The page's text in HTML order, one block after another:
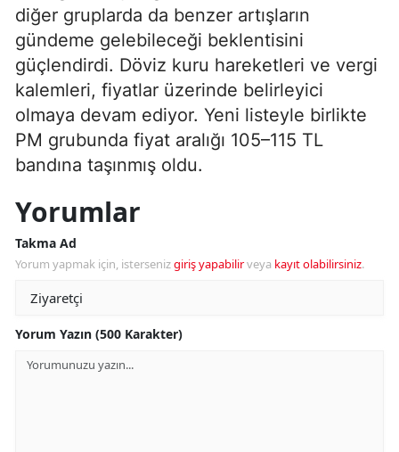
diğer gruplarda da benzer artışların
gündeme gelebileceği beklentisini
güçlendirdi. Döviz kuru hareketleri ve vergi
kalemleri, fiyatlar üzerinde belirleyici
olmaya devam ediyor. Yeni listeyle birlikte
PM grubunda fiyat aralığı 105–115 TL
bandına taşınmış oldu.
Yorumlar
Takma Ad
Yorum yapmak için, istersenizgiriş yapabilirveya kayıt olabilirsiniz.
Yorum Yazın (500 Karakter)